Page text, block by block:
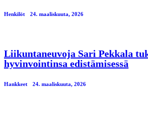
Henkilöt 24. maaliskuuta, 2026
Liikuntaneuvoja Sari Pekkala
hyvinvointinsa edistämisessä
Hankkeet 24. maaliskuuta, 2026